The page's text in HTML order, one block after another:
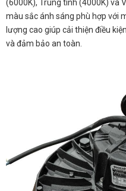
(6000K), Trung tính (4000K) và
màu sắc ánh sáng phù hợp với
lượng cao giúp cải thiện điều
và đảm bảo an toàn.